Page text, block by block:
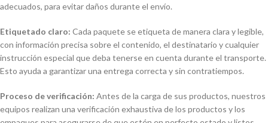
adecuados, para evitar daños durante el envío.
Etiquetado claro: Cada paquete se etiqueta de manera clara y legible,
con información precisa sobre el contenido, el destinatario y cualquier
instrucción especial que deba tenerse en cuenta durante el transporte.
Esto ayuda a garantizar una entrega correcta y sin contratiempos.
Proceso de verificación: Antes de la carga de sus productos, nuestros
equipos realizan una verificación exhaustiva de los productos y los